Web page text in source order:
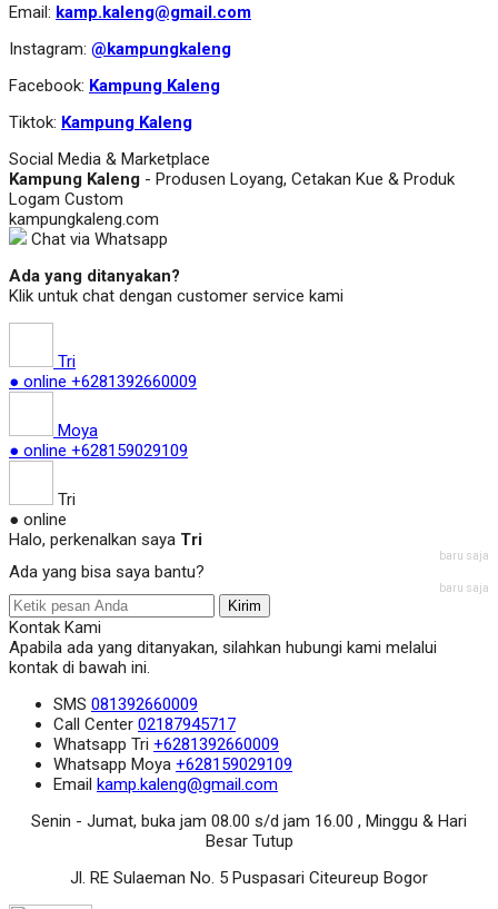
Email: kamp.kaleng@gmail.com
Instagram: @kampungkaleng
Facebook: Kampung Kaleng
Tiktok: Kampung Kaleng
Social Media & Marketplace
Kampung Kaleng - Produsen Loyang, Cetakan Kue & Produk
Logam Custom
kampungkaleng.com
Chat via Whatsapp
Ada yang ditanyakan?
Klik untuk chat dengan customer service kami
Tri
● online +6281392660009
Moya
● online +628159029109
Tri
● online
Halo, perkenalkan saya Tri
baru saja
Ada yang bisa saya bantu?
baru saja
Kirim
Kontak Kami
Apabila ada yang ditanyakan, silahkan hubungi kami melalui
kontak di bawah ini.
SMS 081392660009
Call Center 02187945717
Whatsapp Tri +6281392660009
Whatsapp Moya +628159029109
Email kamp.kaleng@gmail.com
Senin - Jumat, buka jam 08.00 s/d jam 16.00 , Minggu & Hari
Besar Tutup
Jl. RE Sulaeman No. 5 Puspasari Citeureup Bogor